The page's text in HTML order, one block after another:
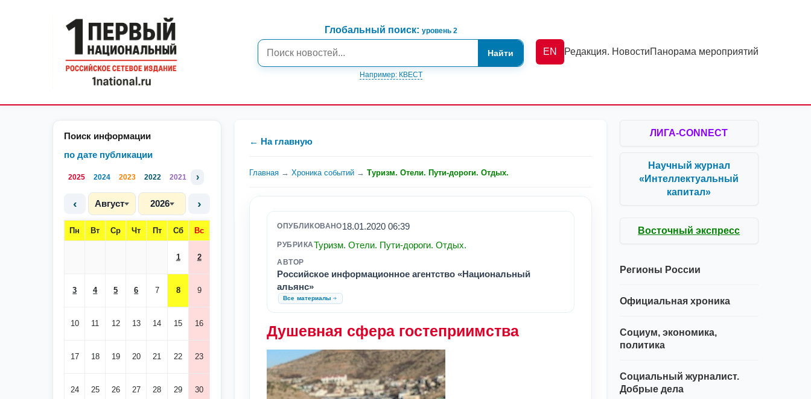
Глобальный поиск: уровень 2
Найти
Например: КВЕСТ
EN Редакция. НовостиПанорама мероприятий
Поиск информации
по дате публикации
2025 2024 2023 2022 2021 ›
‹ Август 2026 ›
Пн Вт Ср Чт Пт Сб Вс
1 2
3 4 5 6 7 8 9
10 11 12 13 14 15 16
17 18 19 20 21 22 23
24 25 26 27 28 29 30
← На главную
Главная → Хроника событий → Туризм. Отели. Пути-дороги. Отдых.
ОПУБЛИКОВАНО18.01.2020 06:39
РУБРИКАТуризм. Отели. Пути-дороги. Отдых.
АВТОР
Российское информационное агентство «Национальный
альянс»
Все материалы
Душевная сфера гостеприимства
ЛИГА-CONNECT
Научный журнал
«Интеллектуальный
капитал»
Восточный экспресс
Регионы России
Официальная хроника
Социум, экономика,
политика
Социальный журналист.
Добрые дела